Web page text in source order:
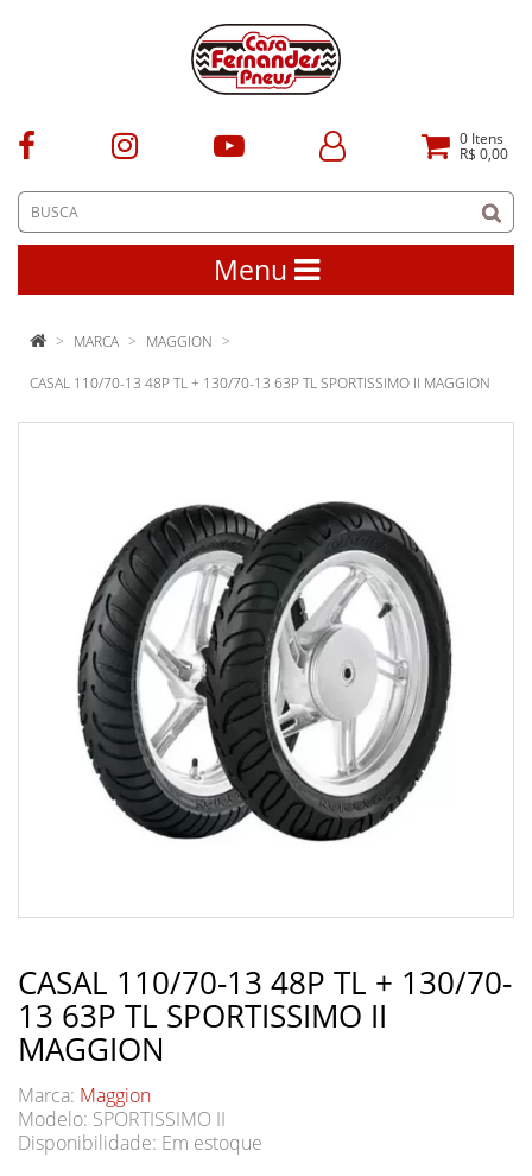
0 Itens
R$ 0,00
Menu
MARCA MAGGION
CASAL 110/70-13 48P TL + 130/70-13 63P TL SPORTISSIMO II MAGGION
CASAL 110/70-13 48P TL + 130/70-
13 63P TL SPORTISSIMO II
MAGGION
Marca: Maggion
Modelo: SPORTISSIMO II
Disponibilidade: Em estoque